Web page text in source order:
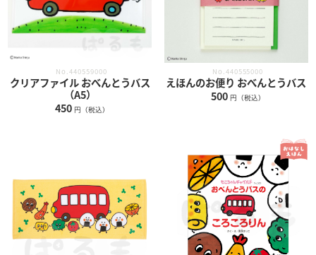
No.440559000
クリアファイル おべんとうバス
（A5）
450 円（税込）
No.440555000
えほんのお便り おべんとうバス
500 円（税込）